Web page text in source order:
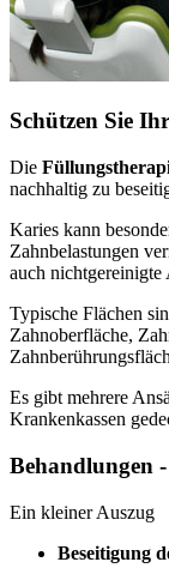
Schützen Sie
Die
nachhaltig zu
Karies kann
Zahnbelastungen
auch nichtgereinigte
Typische Flächen
Zahnoberfläche,
Es gibt mehrere
Krankenkassen
Behandlungen
Ein kleiner Auszug
Beseitigung